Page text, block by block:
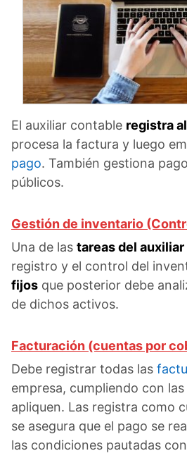
El auxiliar contable registra
procesa la factura y luego
pago. También gestiona
públicos.
Gestión de inventario
Una de las tareas del auxiliar
registro y el control del
fijos que posterior debe
de dichos activos.
Facturación (cuentas por
Debe registrar todas las
empresa, cumpliendo con
apliquen. Las registra como
se asegura que el pago se
las condiciones pautadas